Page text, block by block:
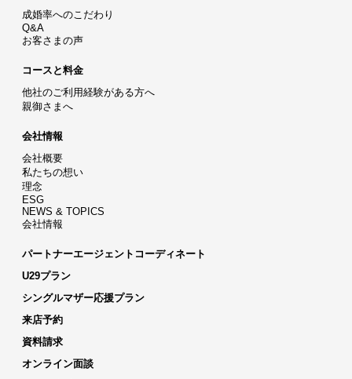
成婚率へのこだわり
Q&A
お客さまの声
コースと料金
他社のご利用経験がある方へ
親御さまへ
会社情報
会社概要
私たちの想い
理念
ESG
NEWS & TOPICS
会社情報
パートナーエージェントコーディネート
U29プラン
シングルマザー応援プラン
来店予約
資料請求
オンライン面談